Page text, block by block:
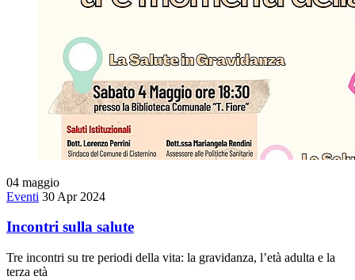
04 maggio
Eventi 30 Apr 2024
Incontri sulla salute
Tre incontri su tre periodi della vita: la gravidanza, l’età adulta e la
terza età